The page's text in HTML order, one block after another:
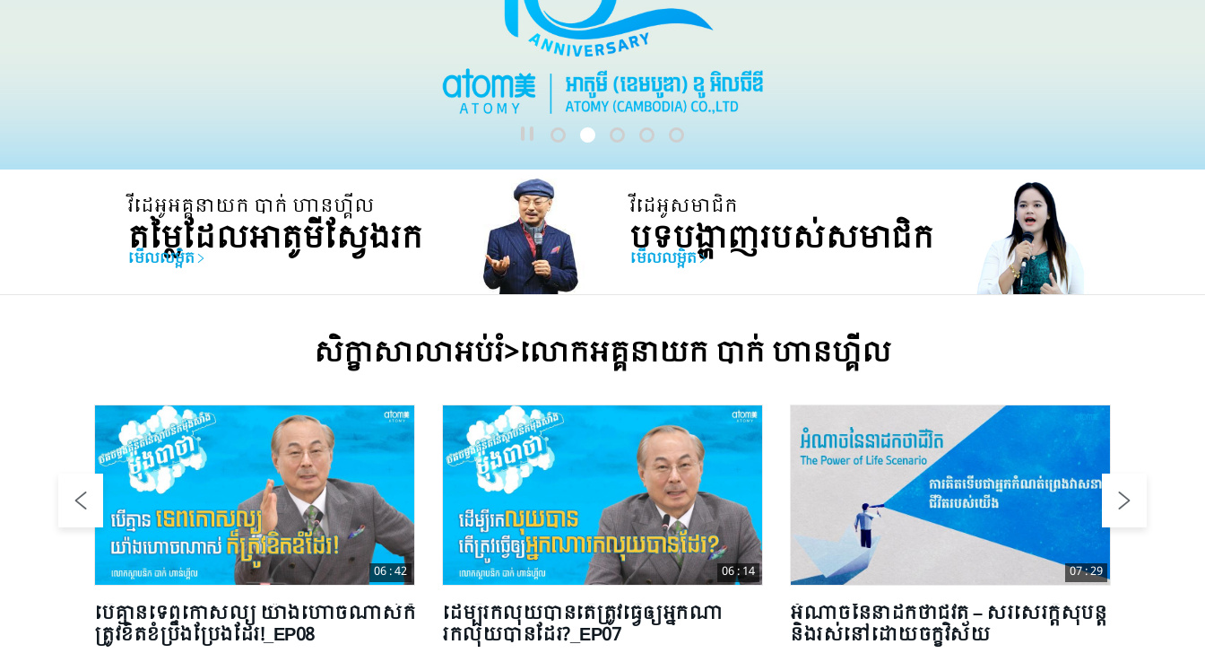
តម្លៃដែលអាតូមីស្វែងរក
វីដេអូអគ្គនាយក បាក់ ហានហ្គីល
មើលលម្អិត បទបង្ហាញរបស់សមាជិក
វីដេអូសមាជិក
មើលលម្អិត
សិក្ខាសាលាអប់រំ>លោកអគ្គនាយក​ បាក់​ ហានហ្គីល
បើគ្មានទេពកោសល្យ យ៉ាងហោចណាស់ក៏
ត្រូវខិតខំប្រឹងប្រែងដែរ!_EP08
06 : 42
ដើម្បីរកលុយបានតើត្រូវធ្វើឲ្យអ្នកណា
រកលុយបានដែរ?_EP07
06 : 14
អំណាចនៃនាដកថាជីវិត – សរសេរក្តីសុបិន្ត
និងរស់នៅដោយចក្ខុវិស័យ
07 : 29